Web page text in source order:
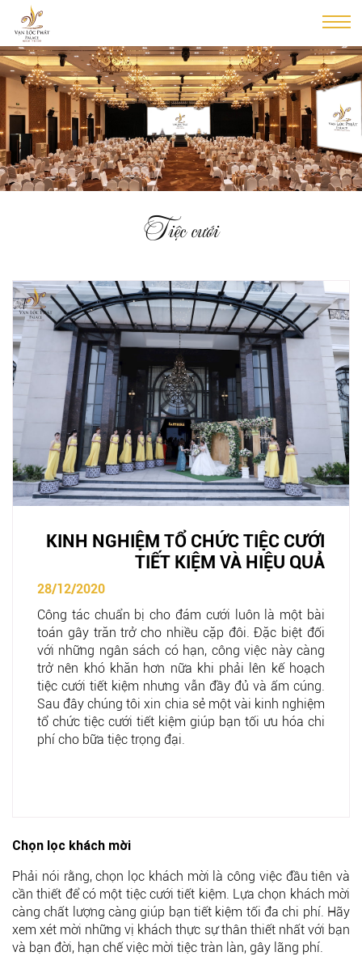
Tiệc cưới
KINH NGHIỆM TỔ CHỨC TIỆC CƯỚI
TIẾT KIỆM VÀ HIỆU QUẢ
28/12/2020
Công tác chuẩn bị cho đám cưới luôn là một bài
toán gây trăn trở cho nhiều cặp đôi. Đặc biệt đối
với những ngân sách có hạn, công việc này càng
trở nên khó khăn hơn nữa khi phải lên kế hoạch
tiệc cưới tiết kiệm nhưng vẫn đầy đủ và ấm cúng.
Sau đây chúng tôi xin chia sẻ một vài kinh nghiệm
tổ chức tiệc cưới tiết kiệm giúp bạn tối ưu hóa chi
phí cho bữa tiệc trọng đại.
Chọn lọc khách mời
Phải nói rằng, chọn lọc khách mời là công việc đầu tiên và
cần thiết để có một tiệc cưới tiết kiệm. Lựa chọn khách mời
càng chất lượng càng giúp bạn tiết kiệm tối đa chi phí. Hãy
xem xét mời những vị khách thực sự thân thiết nhất với bạn
và bạn đời, hạn chế việc mời tiệc tràn làn, gây lãng phí.